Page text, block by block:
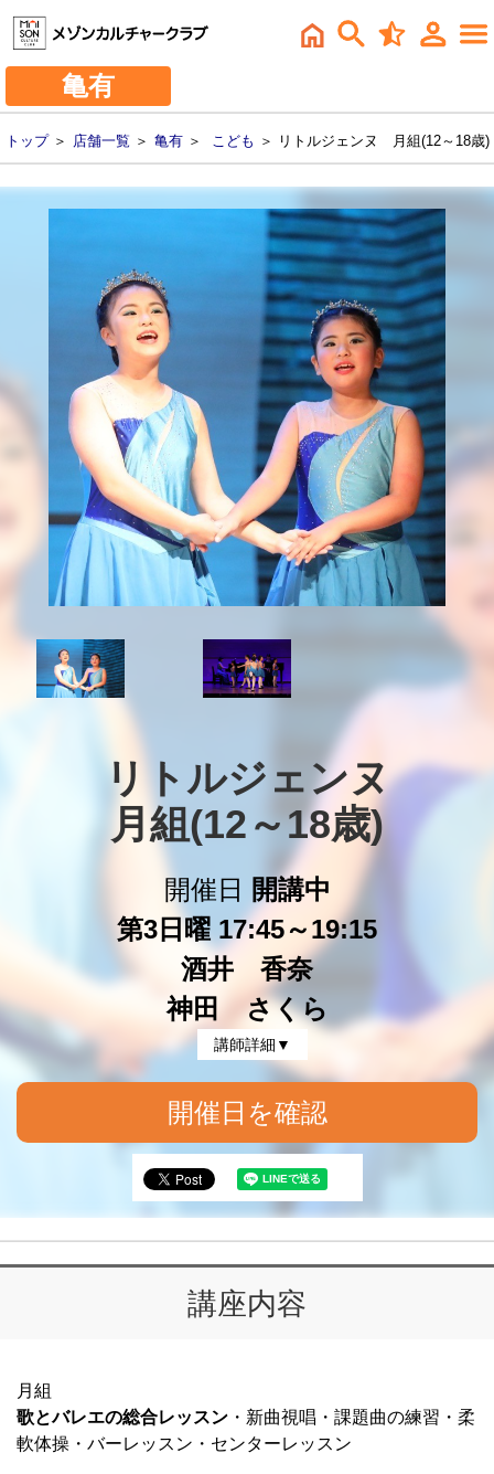
亀有
トップ＞ 店舗一覧 ＞ 亀有 ＞ こども ＞ リトルジェンヌ 月組(12～18歳)
リトルジェンヌ
月組(12～18歳)
開催日
開講中
第3日曜 17:45～19:15
酒井 香奈
神田 さくら
講師詳細▼
開催日を確認
講座内容
月組
歌とバレエの総合レッスン ・新曲視唱・課題曲の練習・柔
軟体操・バーレッスン・センターレッスン